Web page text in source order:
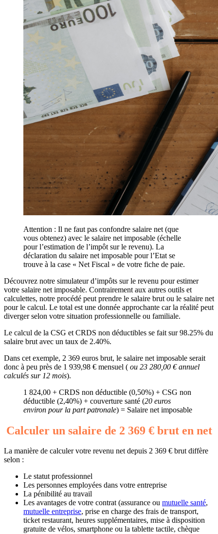
Attention : Il ne faut pas confondre salaire net (que
vous obtenez) avec le salaire net imposable (échelle
pour l’estimation de l’impôt sur le revenu). La
déclaration du salaire net imposable pour l’Etat se
trouve à la case « Net Fiscal » de votre fiche de paie.
Découvrez notre simulateur d’impôts sur le revenu pour estimer
votre salaire net imposable. Contrairement aux autres outils et
calculettes, notre procédé peut prendre le salaire brut ou le salaire net
pour le calcul. Le total est une donnée approchante car la réalité peut
diverger selon votre situation professionnelle ou familiale.
Le calcul de la CSG et CRDS non déductibles se fait sur 98.25% du
salaire brut avec un taux de 2.40%.
Dans cet exemple, 2 369 euros brut, le salaire net imposable serait
donc à peu près de 1 939,98 € mensuel ( ou 23 280,00 € annuel
calculés sur 12 mois).
1 824,00 + CRDS non déductible (0,50%) + CSG non
déductible (2,40%) + couverture santé (20 euros
environ pour la part patronale) = Salaire net imposable
Calculer un salaire de 2 369 € brut en net
La manière de calculer votre revenu net depuis 2 369 € brut diffère
selon :
Le statut professionnel
Les personnes employées dans votre entreprise
La pénibilité au travail
Les avantages de votre contrat (assurance ou mutuelle santé,
mutuelle entreprise, prise en charge des frais de transport,
ticket restaurant, heures supplémentaires, mise à disposition
gratuite de vélos, smartphone ou la tablette tactile, chèque